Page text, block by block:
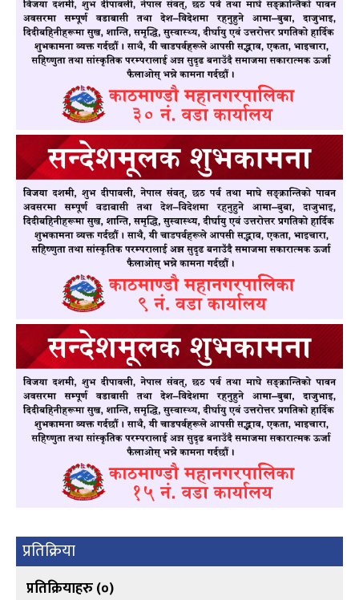
प्रतिक्रिया
प्रतिक्रियाहरु (०)